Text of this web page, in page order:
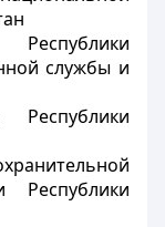
службы и
Республики